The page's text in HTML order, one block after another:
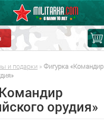
и подарки » Фигурка «Командир
орудия»